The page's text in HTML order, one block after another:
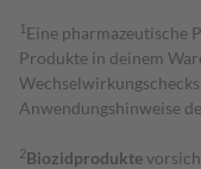
1 Eine pharmazeutische
Produkte in deinem
Anwendungshinweise
2Biozidprodukte